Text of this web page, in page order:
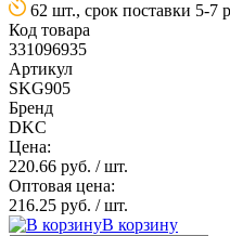
62 шт., срок поставки 5-7
Код товара
331096935
Артикул
SKG905
Бренд
DKC
Цена:
220.66 руб. / шт.
Оптовая цена:
216.25 руб. / шт.
В корзину